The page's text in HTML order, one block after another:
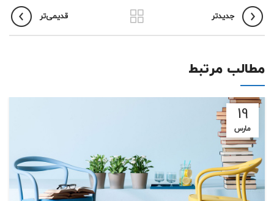
جدیدتر قدیمی‌تر
مطالب مرتبط
19
مارس